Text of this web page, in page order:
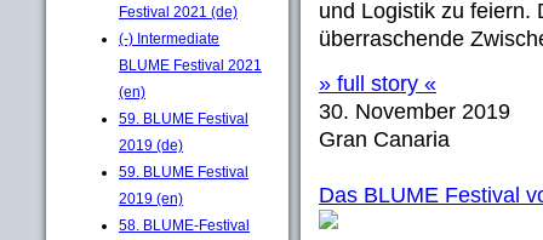
Festival 2021 (de)
(-) Intermediate
BLUME Festival 2021
(en)
59. BLUME Festival
2019 (de)
59. BLUME Festival
2019 (en)
58. BLUME-Festival
und Logistik zu feiern.
überraschende
» full story «
30. November 2019
Gran Canaria
Das BLUME Festival